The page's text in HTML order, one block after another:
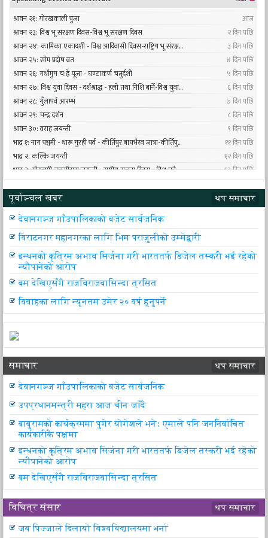
पूर्वाञ्चल खबर थप समाचार
देवानगञ्ज गाँउपालिकाको बजेट सार्वजनिक
विराटनगर महानगरका लागि भिम पराजुलीको उम्मेद्वारी
इन्धनको कृत्रिम अभाव सिर्जना गरी भारततर्फ डिजेल तस्करी भई रहेको
न्यौपानेको आरोप
बम देखिएसँगै राजविराजवासिन्दा त्रसित
विवाहका लागि न्यूनतम उमेर २० वर्ष हुनुपर्ने
समाचार थप समाचार
देवानगञ्ज गाँउपालिकाको बजेट सार्वजनिक
उपप्रधानमन्त्री महरा आज चीन जाँदै
बाबुरामको कार्यक्रममा पुगेर योगेशले भनेः एमाले पनि जननिर्वाचित
कार्यकारीकै पक्षमा
इन्धनको कृत्रिम अभाव सिर्जना गरी भारततर्फ डिजेल तस्करी भई रहेको
न्यौपानेको आरोप
बम देखिएसँगै राजविराजवासिन्दा त्रसित
विचित्र संसार थप समाचार
जब पिज्जाले दिलायो विश्वविद्यालयमा भर्ना